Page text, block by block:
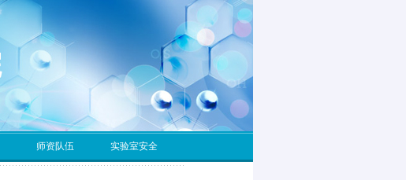
师资队伍 实验室安全